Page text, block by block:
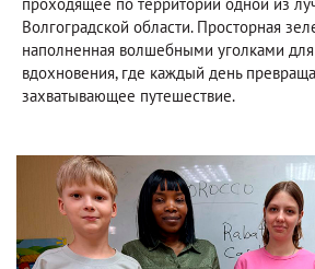
Волгоградской области. Просторная
наполненная волшебными уголками
вдохновения, где каждый день
захватывающее путешествие.